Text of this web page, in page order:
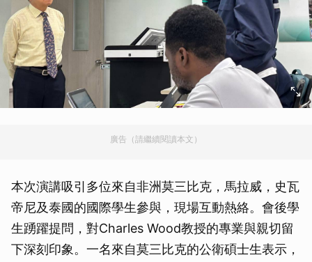
廣告（請繼續閱讀本文）
本次演講吸引多位來自非洲莫三比克，馬拉威，史瓦
帝尼及泰國的國際學生參與，現場互動熱絡。會後學
生踴躍提問，對Charles Wood教授的專業與親切留
下深刻印象。一名來自莫三比克的公衛碩士生表示，